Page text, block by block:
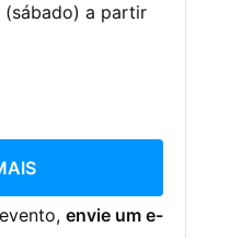
(sábado) a partir
envie um e-